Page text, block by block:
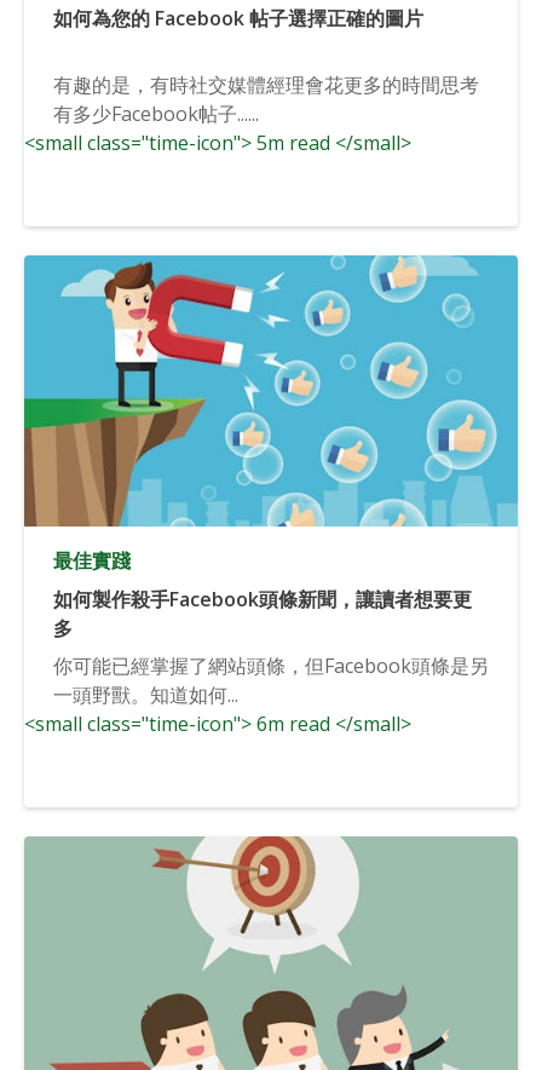
如何為您的 Facebook 帖子選擇正確的圖片
有趣的是，有時社交媒體經理會花更多的時間思考
有多少Facebook帖子......
<small class="time-icon"> 5m read </small>
最佳實踐
如何製作殺手Facebook頭條新聞，讓讀者想要更
多
你可能已經掌握了網站頭條，但Facebook頭條是另
一頭野獸。知道如何...
<small class="time-icon"> 6m read </small>